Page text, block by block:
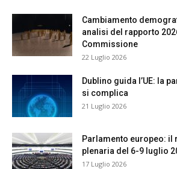
Cambiamento
analisi del rapporto
Commissione
22 Luglio 2026
Dublino guida l’UE: la
si complica
21 Luglio 2026
Parlamento europeo: il
plenaria del 6-9 luglio
17 Luglio 2026